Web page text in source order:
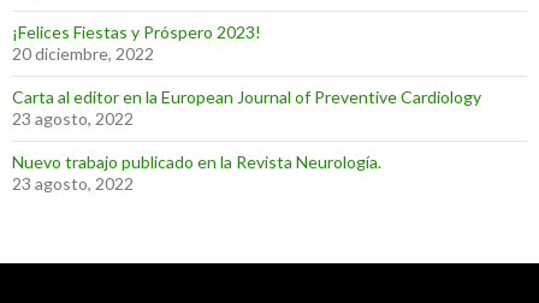
¡Felices Fiestas y Próspero 2023!
20 diciembre, 2022
Carta al editor en la European Journal of Preventive Cardiology
23 agosto, 2022
Nuevo trabajo publicado en la Revista Neurología.
23 agosto, 2022